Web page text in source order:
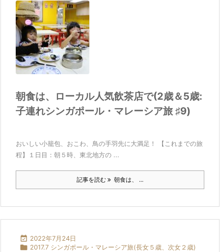
朝食は、ローカル人気飲茶店で(2歳＆5歳:
子連れシンガポール・マレーシア旅 ♯9)
おいしい小籠包、おこわ、鳥の手羽先に大満足！ 【これまでの旅
程】１日目：朝５時、東北地方の ...
記事を読む 朝食は、 ...
 2022年7月24日
 2017.7 シンガポール・マレーシア旅(長女５歳、次女２歳)